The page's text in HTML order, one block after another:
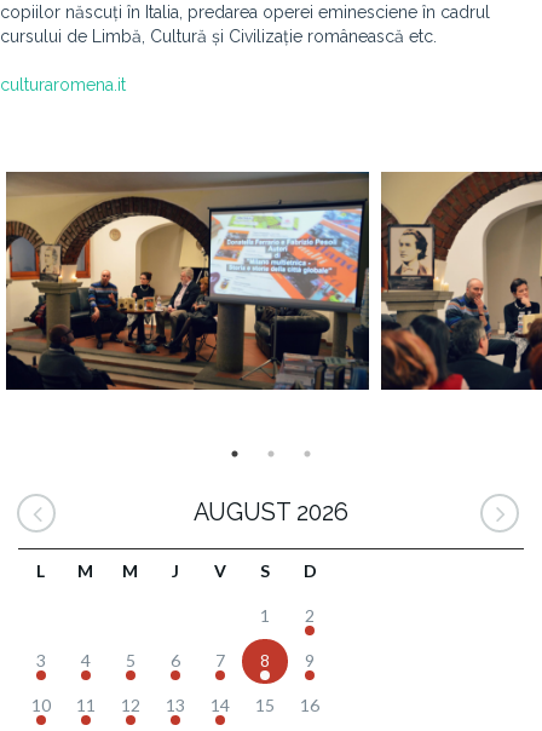
copiilor născuți în Italia, predarea operei eminesciene în cadrul
cursului de Limbă, Cultură și Civilizație românească etc.
culturaromena.it
AUGUST 2026
L M M J V S D
1 2
3 4 5 6 7 8 9
10 11 12 13 14 15 16